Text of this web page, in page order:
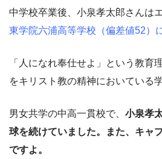
中学校卒業後、小泉孝太郎さんは
東学院六浦高等学校（偏差値52）
「人になれ奉仕せよ」という教育
をキリスト教の精神においている
男女共学の中高一貫校で、 小泉孝
球を続けていました。また、キャ
ですよ。